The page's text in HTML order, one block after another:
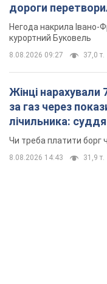
дороги
Відео
Негода накрила Івано-
курортний Буковель
8.08.2026 09:27 37,0 т.
Жінці нарахували
за газ через
лічильника:
неочікуване
Чи треба платити борг
8.08.2026 14:43 31,9 т.